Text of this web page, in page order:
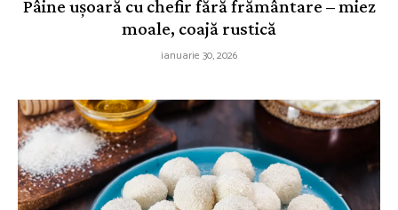
Pâine ușoară cu chefir fără frământare – miez
moale, coajă rustică
ianuarie 30, 2026